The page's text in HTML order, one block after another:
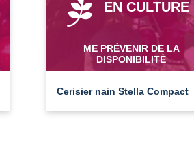
EN CULTURE
ME PRÉVENIR DE LA
DISPONIBILITÉ
Cerisier nain Stella Compact